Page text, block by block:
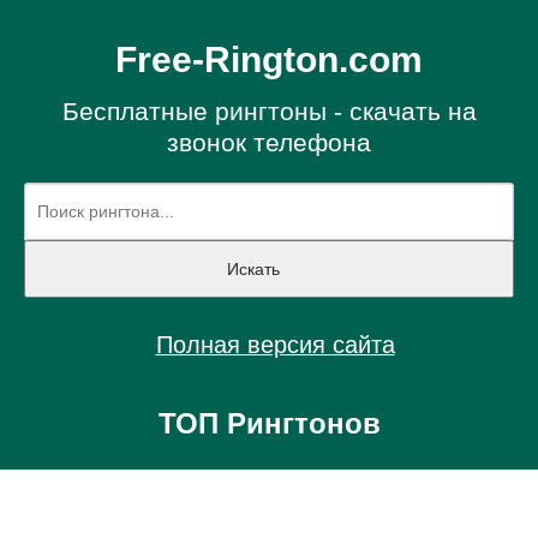
Free-Rington.com
Бесплатные рингтоны - скачать на
звонок телефона
Полная версия сайта
ТОП Рингтонов